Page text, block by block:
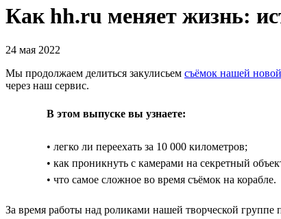
Как hh.ru меняет жизнь:
24 мая 2022
Мы продолжаем делиться закулисьем съёмок нашей
через наш сервис.
В этом выпуске вы узнаете:
• легко ли переехать за 10 000 километров;
• как проникнуть с камерами на секретный
• что самое сложное во время съёмок на корабле.
За время работы над роликами нашей творческой группе